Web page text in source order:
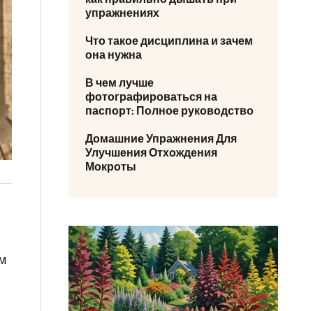
упражнениях
Что такое дисциплина и зачем
она нужна
В чем лучше
фотографироваться на
паспорт: Полное руководство
Домашние Упражнения Для
Улучшения Отхождения
Мокроты